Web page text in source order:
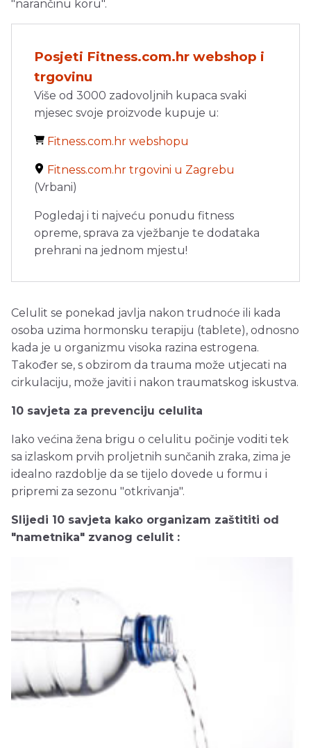
"narančinu koru".
Posjeti Fitness.com.hr webshop i
trgovinu
Više od 3000 zadovoljnih kupaca svaki
mjesec svoje proizvode kupuje u:
Fitness.com.hr webshopu
Fitness.com.hr trgovini u Zagrebu
(Vrbani)
Pogledaj i ti najveću ponudu fitness
opreme, sprava za vježbanje te dodataka
prehrani na jednom mjestu!
Celulit se ponekad javlja nakon trudnoće ili kada
osoba uzima hormonsku terapiju (tablete), odnosno
kada je u organizmu visoka razina estrogena.
Također se, s obzirom da trauma može utjecati na
cirkulaciju, može javiti i nakon traumatskog iskustva.
10 savjeta za prevenciju celulita
Iako većina žena brigu o celulitu počinje voditi tek
sa izlaskom prvih proljetnih sunčanih zraka, zima je
idealno razdoblje da se tijelo dovede u formu i
pripremi za sezonu "otkrivanja".
Slijedi 10 savjeta kako organizam zaštititi od
"nametnika" zvanog celulit :